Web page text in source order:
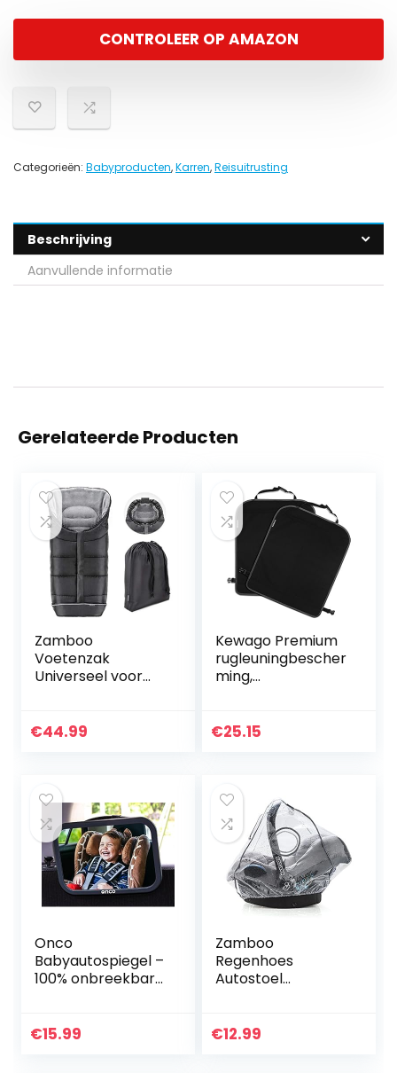
CONTROLEER OP AMAZON
Categorieën: Babyproducten,Karren,Reisuitrusting
Beschrijving
Aanvullende informatie
Gerelateerde Producten
Zamboo
Voetenzak
Universeel voor
Buggy – Zachte
met…
€44.99
Kewago Premium
rugleuningbescher
ming,
zwart.
€25.15
Onco
Babyautospiegel –
100% onbreekbare
achterbank – Rij
€15.99
Zamboo
Regenhoes
Autostoel
Luchtcirculatie,
€12.99